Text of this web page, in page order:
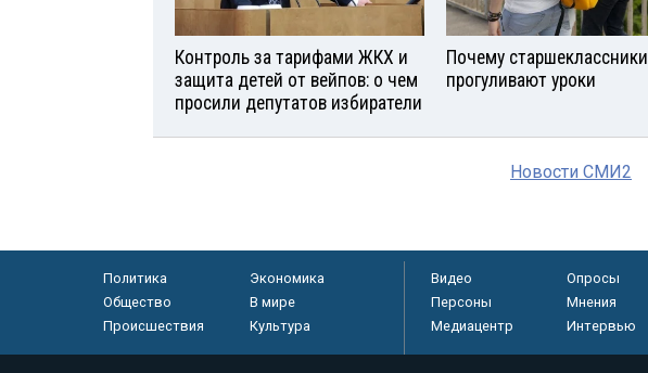
Контроль за тарифами ЖКХ и
защита детей от вейпов: о чем
просили депутатов избиратели
Почему старшеклассники
прогуливают уроки
Новости СМИ2
Политика
Экономика
Общество
В мире
Происшествия
Культура
Видео Опросы
Персоны
Мнения
Медиацентр
Интервью